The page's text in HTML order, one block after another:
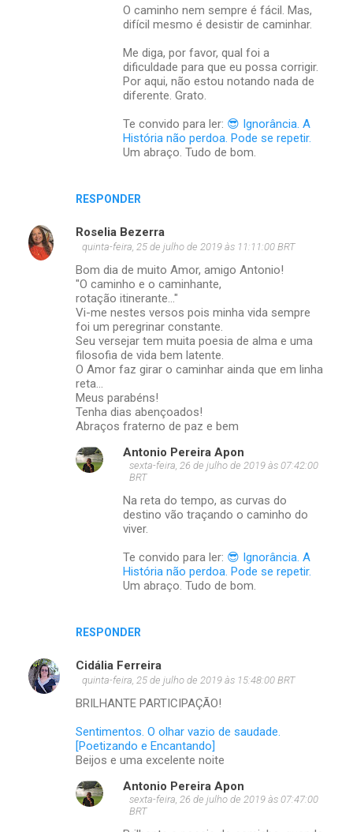
RESPONDER
O caminho nem sempre é fácil. Mas,
difícil mesmo é desistir de caminhar.
Me diga, por favor, qual foi a
dificuldade para que eu possa corrigir.
Por aqui, não estou notando nada de
diferente. Grato.
Te convido para ler: 😎 Ignorância. A
História não perdoa. Pode se repetir.
Um abraço. Tudo de bom.
Roselia Bezerra
quinta-feira, 25 de julho de 2019 às 11:11:00 BRT
Bom dia de muito Amor, amigo Antonio!
"O caminho e o caminhante,
rotação itinerante..."
Vi-me nestes versos pois minha vida sempre
foi um peregrinar constante.
Seu versejar tem muita poesia de alma e uma
filosofia de vida bem latente.
O Amor faz girar o caminhar ainda que em linha
reta...
Meus parabéns!
Tenha dias abençoados!
Abraços fraterno de paz e bem
RESPONDER
Antonio Pereira Apon
sexta-feira, 26 de julho de 2019 às 07:42:00
BRT
Na reta do tempo, as curvas do
destino vão traçando o caminho do
viver.
Te convido para ler: 😎 Ignorância. A
História não perdoa. Pode se repetir.
Um abraço. Tudo de bom.
Cidália Ferreira
quinta-feira, 25 de julho de 2019 às 15:48:00 BRT
BRILHANTE PARTICIPAÇÃO!
Sentimentos. O olhar vazio de saudade.
[Poetizando e Encantando]
Beijos e uma excelente noite
Antonio Pereira Apon
sexta-feira, 26 de julho de 2019 às 07:47:00
BRT